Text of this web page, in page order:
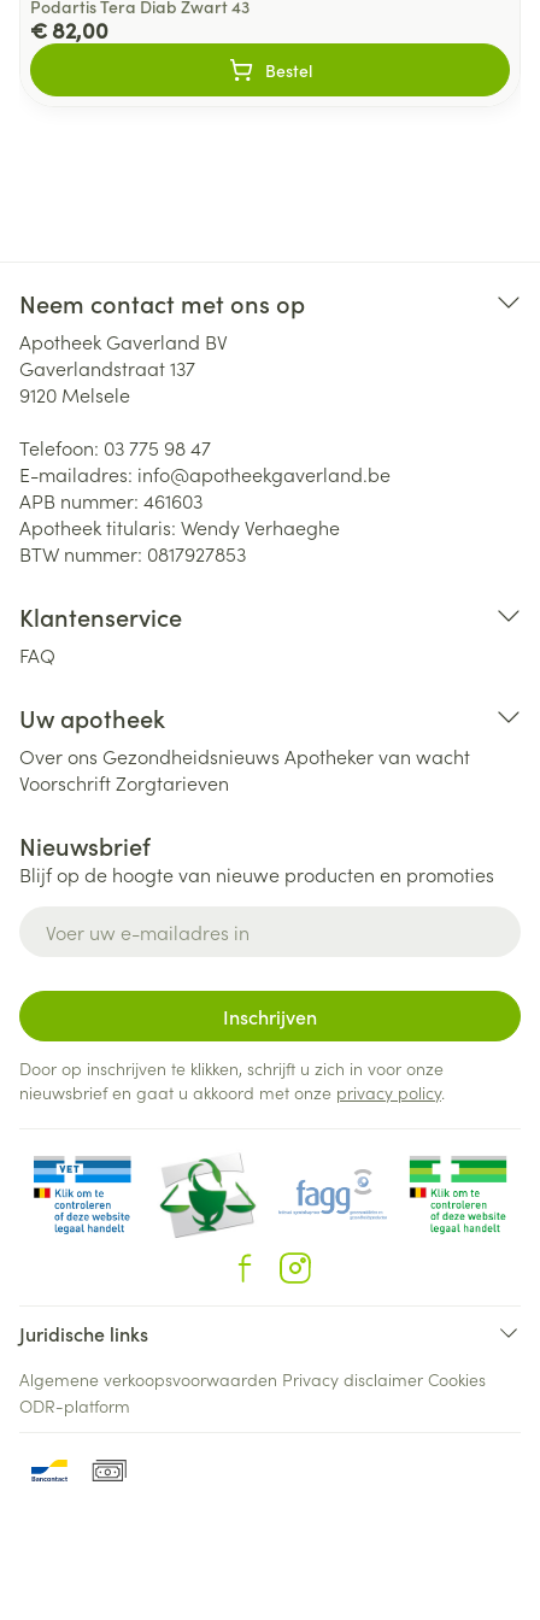
Podartis Tera Diab Zwart 43
€ 82,00
Bestel
Neem contact met ons op
Apotheek Gaverland BV
Gaverlandstraat 137
9120 Melsele
Telefoon: 03 775 98 47
E-mailadres: info@apotheekgaverland.be
APB nummer: 461603
Apotheek titularis: Wendy Verhaeghe
BTW nummer: 0817927853
Klantenservice
FAQ
Uw apotheek
Over ons Gezondheidsnieuws Apotheker van wacht
VoorschriftZorgtarieven
Nieuwsbrief
Blijf op de hoogte van nieuwe producten en promoties
Inschrijven
Door op inschrijven te klikken, schrijft u zich in voor onze
nieuwsbrief en gaat u akkoord met onze privacy policy.
Juridische links
Algemene verkoopsvoorwaarden Privacy disclaimer Cookies
ODR-platform